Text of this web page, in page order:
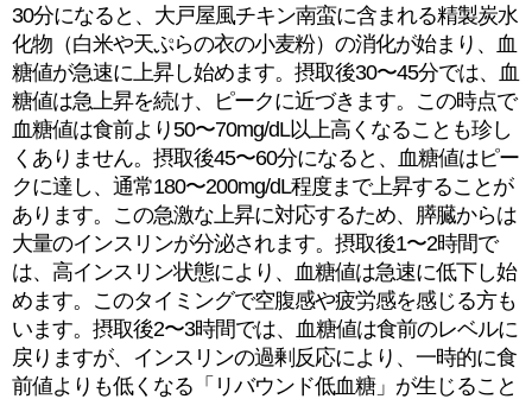
30分になると、大戸屋風チキン南蛮に含まれる精製炭水
化物（白米や天ぷらの衣の小麦粉）の消化が始まり、血
糖値が急速に上昇し始めます。摂取後30〜45分では、血
糖値は急上昇を続け、ピークに近づきます。この時点で
血糖値は食前より50〜70mg/dL以上高くなることも珍し
くありません。摂取後45〜60分になると、血糖値はピー
クに達し、通常180〜200mg/dL程度まで上昇することが
あります。この急激な上昇に対応するため、膵臓からは
大量のインスリンが分泌されます。摂取後1〜2時間で
は、高インスリン状態により、血糖値は急速に低下し始
めます。このタイミングで空腹感や疲労感を感じる方も
います。摂取後2〜3時間では、血糖値は食前のレベルに
戻りますが、インスリンの過剰反応により、一時的に食
前値よりも低くなる「リバウンド低血糖」が生じること